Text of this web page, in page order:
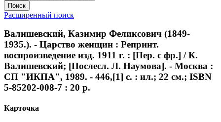
Поиск
Расширенный поиск
Валишевский, Казимир Феликсович (1849-
1935.). - Царство женщин : Репринт.
воспроизведение изд. 1911 г. : [Пер. с фр.] / К.
Валишевский; [Послесл. Л. Наумова]. - Москва :
СП "ИКПА", 1989. - 446,[1] с. : ил.; 22 см.; ISBN
5-85202-008-7 : 20 р.
Карточка